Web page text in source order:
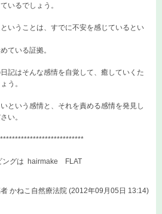
いるでしょう。
いうことは、すでに不安を感じているとい
ている証拠。
記はそんな感情を自覚して、癒していくた
う。
という感情と、それを責める感情を発見し
い。
ングは hairmake FLAT
かねこ自然療法院 (2012年09月05日 13:14)